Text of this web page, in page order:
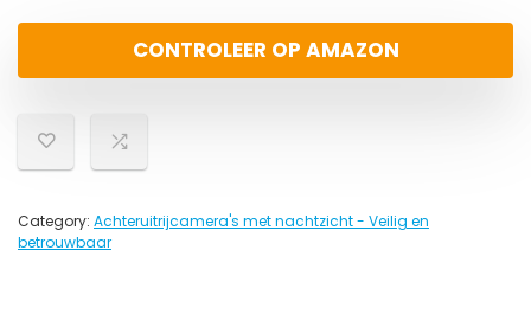
CONTROLEER OP AMAZON
Category: Achteruitrijcamera's met nachtzicht - Veilig en
betrouwbaar